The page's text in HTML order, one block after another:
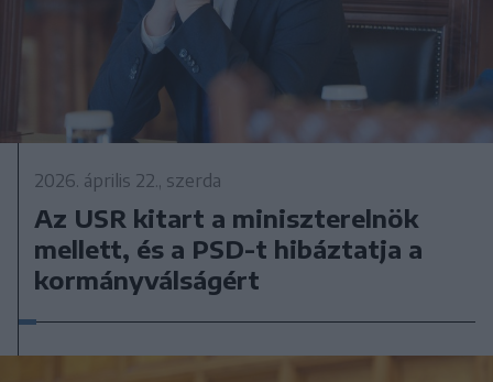
2026. április 22., szerda
Az USR kitart a miniszterelnök
mellett, és a PSD-t hibáztatja a
kormányválságért